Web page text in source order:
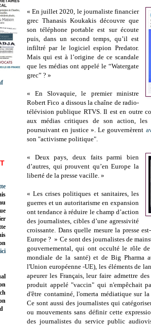
« En juillet 2020, le journaliste financier
grec Thanasis Koukakis découvre que
son téléphone portable est sur écoute
puis, dans un second temps, qu’il est
infiltré par le logiciel espion Predator.
Mais qui est à l’origine de ce scandale
que les médias ont appelé le “Watergate
grec” ? »
« En Slovaquie, le premier ministre
Robert Fico a dissous la chaîne de radio-
télévision publique RTVS. Il est en outre
aux médias critiques de son action,
poursuivant en justice ». Le gouvernèrent
son "activisme politique".
« Deux pays, deux faits parmi bien
d’autres, qui prouvent qu’en Europe la
liberté de la presse vacille. »
« Les crises politiques et sanitaires, les
guerres et un autoritarisme en expansion
ont tendance à réduire le champ d’action
des journalistes, cibles d’une agressivité
croissante. Dans quelle mesure la presse
Europe ? » Ce sont des journalistes de
gouvernemental, qui ont occulté le rôle
mondiale de la santé) et de Big Pharma
l'Union européenne -UE), les éléments de
apeurer les Français, leur faire admettre
produit appelé "vaccin" qui n'empêchait
d'être contaminé, l'omerta médiatique sur
Ce sont aussi des journalistes qui
ou mouvements sans définir cette
des journalistes du service public
ici